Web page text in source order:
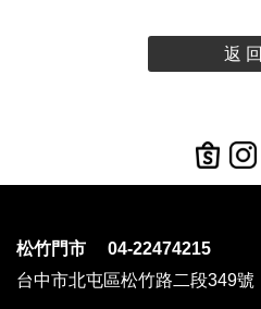
返 回
松竹門市 04-22474215
台中市北屯區松竹路二段349號